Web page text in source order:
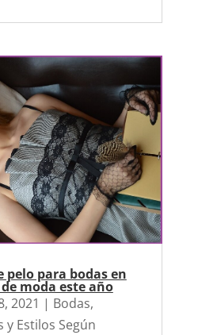
pelo para bodas en
moda este año
2021 | Bodas,
y Estilos Según